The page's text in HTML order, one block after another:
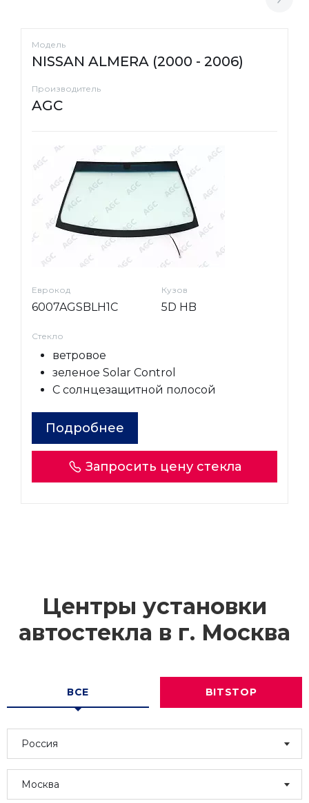
Модель
NISSAN ALMERA (2000 - 2006)
Производитель
AGC
Еврокод
6007AGSBLH1C
Кузов
5D HB
Стекло
ветровое
зеленое Solar Control
С солнцезащитной полосой
Подробнее
Запросить цену стекла
Центры установки
автостекла в г. Москва
ВСЕ BITSTOP
Россия
Москва